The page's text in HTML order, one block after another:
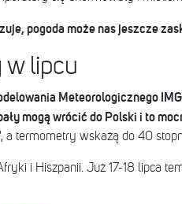
pogoda może nas jeszcze
w lipcu
Meteorologicznego
mogą wrócić do Polski i to
a termometry wskażą do 40
i Hiszpanii. Już 17-18 lipca